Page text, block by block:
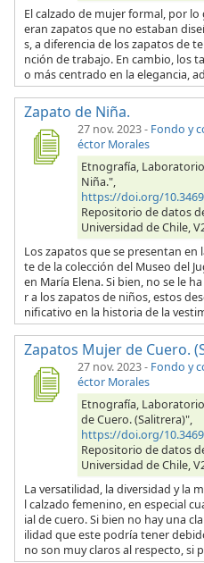
El calzado de mujer formal, por
eran zapatos que no estaban
s, a diferencia de los zapatos de
nción de trabajo. En cambio, los
o más centrado en la elegancia,
Zapato de Niña.
27 nov. 2023- Fondo y
éctor Morales
Etnografía,
Niña.",
https://doi.org/
Repositorio de datos
Universidad de Chile,
Los zapatos que se presentan
te de la colección del Museo del
en María Elena. Si bien, no se le
r a los zapatos de niños, estos
nificativo en la historia de la
Zapatos Mujer de Cuero.
27 nov. 2023- Fondo y
éctor Morales
Etnografía,
de Cuero. (Salitrera)",
https://doi.org/
Repositorio de datos
Universidad de Chile,
La versatilidad, la diversidad y la
l calzado femenino, en especial
ial de cuero. Si bien no hay una
ilidad que este podría tener
no son muy claros al respecto, si